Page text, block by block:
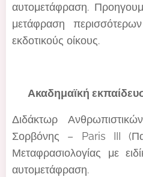
αυτομετάφραση.
μετάφραση
εκδοτικούς οίκους.
🎓 Ακαδημαϊκή
Διδάκτωρ
Σορβόνης – Paris III
Μεταφρασιολογίας με
αυτομετάφραση.